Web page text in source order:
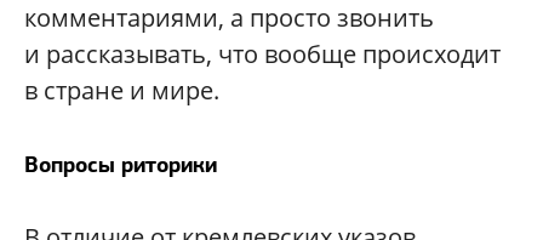
комментариями, а просто звонить
и рассказывать, что вообще происходит
в стране и мире.
Вопросы риторики